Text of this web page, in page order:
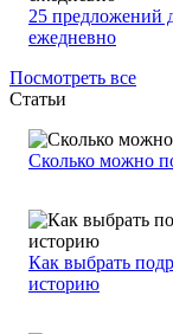
25 предложений
ежедневно
Посмотреть все
Статьи
Сколько можно
Как выбрать
историю